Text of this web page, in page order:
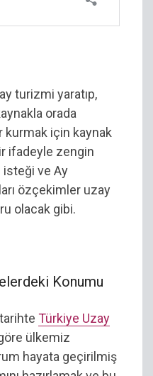
turizmi yaratıp,
orada
kurmak için kaynak
ifadeyle zengin
isteği ve Ay
özçekimler uzay
olacak gibi.
Konumu
Türkiye Uzay
ülkemiz
hayata geçirilmiş